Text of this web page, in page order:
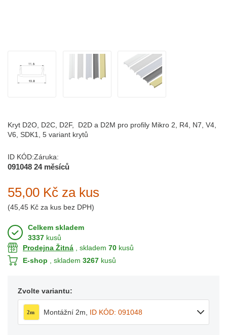
Kryt D2O, D2C, D2F, D2D a D2M pro profily Mikro 2, R4, N7, V4,
V6, SDK1, 5 variant krytů
ID KÓD:
091048
Záruka:
24 měsíců
55,00 Kč za kus
(45,45 Kč za kus bez DPH)
Celkem skladem
3337 kusů
Prodejna Žitná , skladem 70 kusů
E-shop , skladem 3267 kusů
Zvolte variantu:
2m Montážní 2m, ID KÓD: 091048